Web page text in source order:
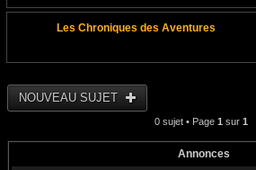
Les Chroniques des Aventures
NOUVEAU SUJET
0 sujet • Page 1 sur 1
Annonces